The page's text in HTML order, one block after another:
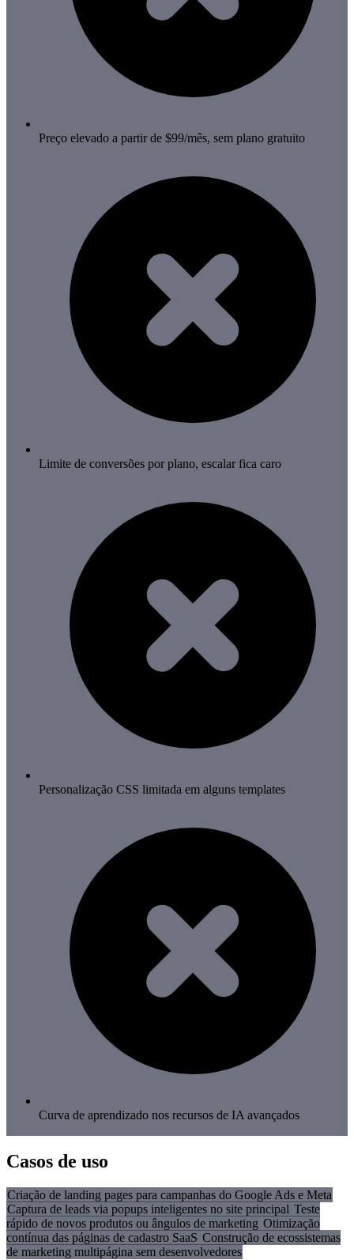
Preço elevado a partir de $99/mês, sem plano gratuito
Limite de conversões por plano, escalar fica caro
Personalização CSS limitada em alguns templates
Curva de aprendizado nos recursos de IA avançados
Casos de uso
Criação de landing pages para campanhas do Google Ads e Meta
Captura de leads via popups inteligentes no site principal Teste
rápido de novos produtos ou ângulos de marketing Otimização
contínua das páginas de cadastro SaaS Construção de ecossistemas
de marketing multipágina sem desenvolvedores